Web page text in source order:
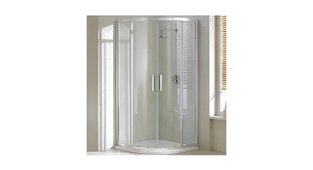
В корзину
В наличии